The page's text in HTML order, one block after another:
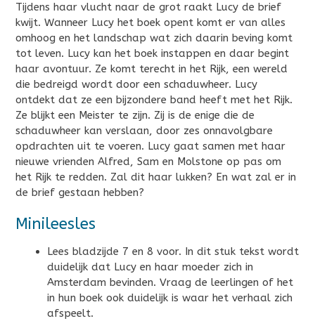
Tijdens haar vlucht naar de grot raakt Lucy de brief
kwijt. Wanneer Lucy het boek opent komt er van alles
omhoog en het landschap wat zich daarin beving komt
tot leven. Lucy kan het boek instappen en daar begint
haar avontuur. Ze komt terecht in het Rijk, een wereld
die bedreigd wordt door een schaduwheer. Lucy
ontdekt dat ze een bijzondere band heeft met het Rijk.
Ze blijkt een Meister te zijn. Zij is de enige die de
schaduwheer kan verslaan, door zes onnavolgbare
opdrachten uit te voeren. Lucy gaat samen met haar
nieuwe vrienden Alfred, Sam en Molstone op pas om
het Rijk te redden. Zal dit haar lukken? En wat zal er in
de brief gestaan hebben?
Minileesles
Lees bladzijde 7 en 8 voor. In dit stuk tekst wordt
duidelijk dat Lucy en haar moeder zich in
Amsterdam bevinden. Vraag de leerlingen of het
in hun boek ook duidelijk is waar het verhaal zich
afspeelt.